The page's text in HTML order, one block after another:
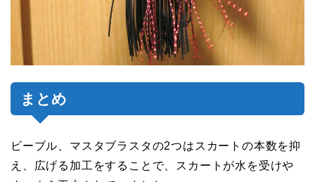
まとめ
ビーブル、マスタブラスタの2つはスカートの本数を抑
え、広げる加工をすることで、スカートが水を受けや